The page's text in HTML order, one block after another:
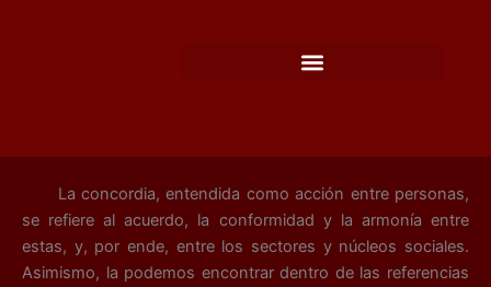
La concordia, entendida como acción entre personas,
se refiere al acuerdo, la conformidad y la armonía entre
estas, y, por ende, entre los sectores y núcleos sociales.
Asimismo, la podemos encontrar dentro de las referencias